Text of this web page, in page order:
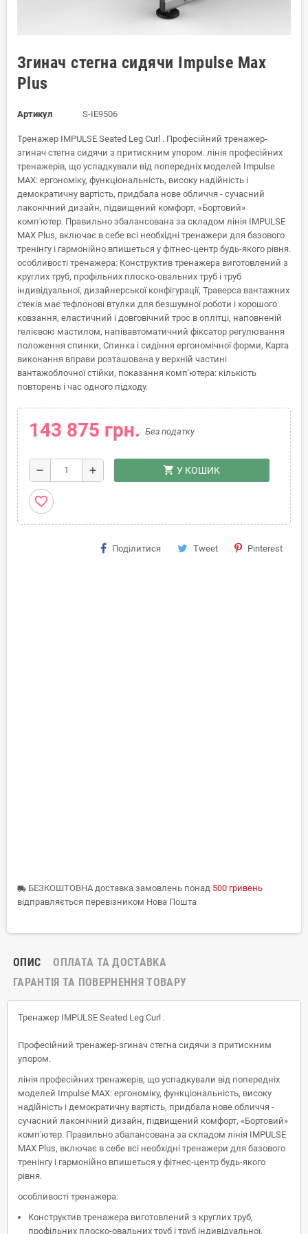
Згинач стегна сидячи Impulse Max
Plus
Артикул S-IE9506
Тренажер IMPULSE Seated Leg Curl . Професійний тренажер-
згинач стегна сидячи з притискним упором. лінія професійних
тренажерів, що успадкували від попередніх моделей Impulse
MAX: ергономіку, функціональність, високу надійність і
демократичну вартість, придбала нове обличчя - сучасний
лаконічний дизайн, підвищений комфорт, «Бортовий»
комп'ютер. Правильно збалансована за складом лінія IMPULSE
MAX Plus, включає в себе всі необхідні тренажери для базового
тренінгу і гармонійно впишеться у фітнес-центр будь-якого рівня.
особливості тренажера: Конструктив тренажера виготовлений з
круглих труб, профільних плоско-овальних труб і труб
індивідуальної, дизайнерської конфігурації, Траверса вантажних
стеків має тефлонові втулки для безшумної роботи і хорошого
ковзання, еластичний і довговічний трос в оплітці, наповненій
гелієвою мастилом, напівавтоматичний фіксатор регулювання
положення спинки, Спинка і сидіння ергономічної форми, Карта
виконання вправи розташована у верхній частині
вантажоблочної стійки, показання комп'ютера: кількість
повторень і час одного підходу.
143 875 грн. Без податку
remove add shopping_cart У КОШИК
favorite_border
Поділитися Tweet Pinterest
local_shipping БЕЗКОШТОВНА доставка замовлень понад 500 гривень
відправляється перевізником Нова Пошта
ОПИС
ОПЛАТА ТА ДОСТАВКА
ГАРАНТІЯ ТА ПОВЕРНЕННЯ ТОВАРУ
Тренажер IMPULSE Seated Leg Curl .
Професійний тренажер-згинач стегна сидячи з притискним
упором.
лінія професійних тренажерів, що успадкували від попередніх
моделей Impulse MAX: ергономіку, функціональність, високу
надійність і демократичну вартість, придбала нове обличчя -
сучасний лаконічний дизайн, підвищений комфорт, «Бортовий»
комп'ютер. Правильно збалансована за складом лінія IMPULSE
MAX Plus, включає в себе всі необхідні тренажери для базового
тренінгу і гармонійно впишеться у фітнес-центр будь-якого
рівня.
особливості тренажера:
Конструктив тренажера виготовлений з круглих труб,
профільних плоско-овальних труб і труб індивідуальної,